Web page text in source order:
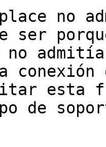
no
ser
no
esta
de